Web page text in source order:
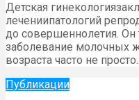
Детская
лечениипатологий
до совершеннолетия. Он
заболевание молочных
возраста часто не
Публикации